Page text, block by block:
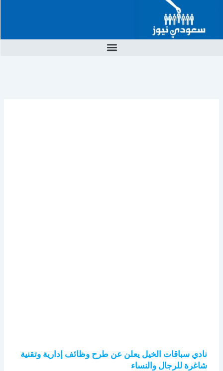
المحتوى
نادي سباقات الخيل يعلن عن طرح وظائف إدارية وتقنية
شاغرة للرجال والنساء